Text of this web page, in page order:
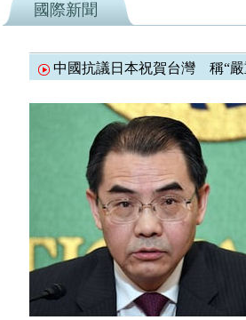
國際新聞
中國抗議日本祝賀台灣 稱“嚴